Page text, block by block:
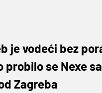
je vodeći bez
probilo se Nexe
Zagreba